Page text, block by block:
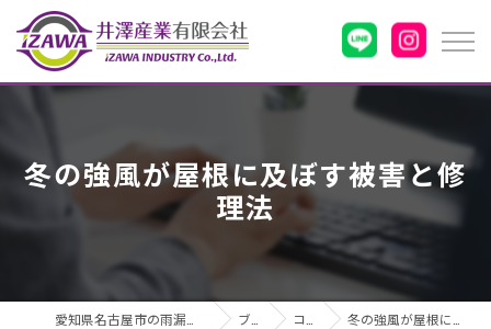
冬の強風が屋根に及ぼす被害と修
理法
ブログ コラム 冬の強風が屋根に及ぼす被害と修理法